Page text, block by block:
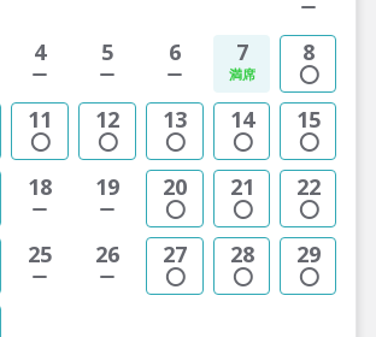
4 5 6 7 8
11 12 13 14 15
18 19 20 21 22
25 26 27 28 29